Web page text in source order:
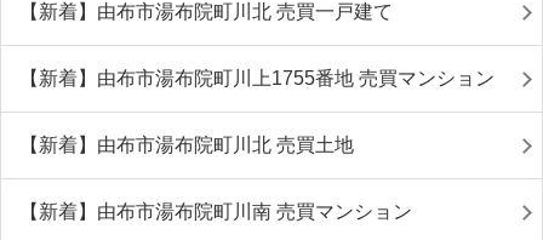
【新着】由布市湯布院町川北 売買一戸建て
【新着】由布市湯布院町川上1755番地 売買マンション
【新着】由布市湯布院町川北 売買土地
【新着】由布市湯布院町川南 売買マンション